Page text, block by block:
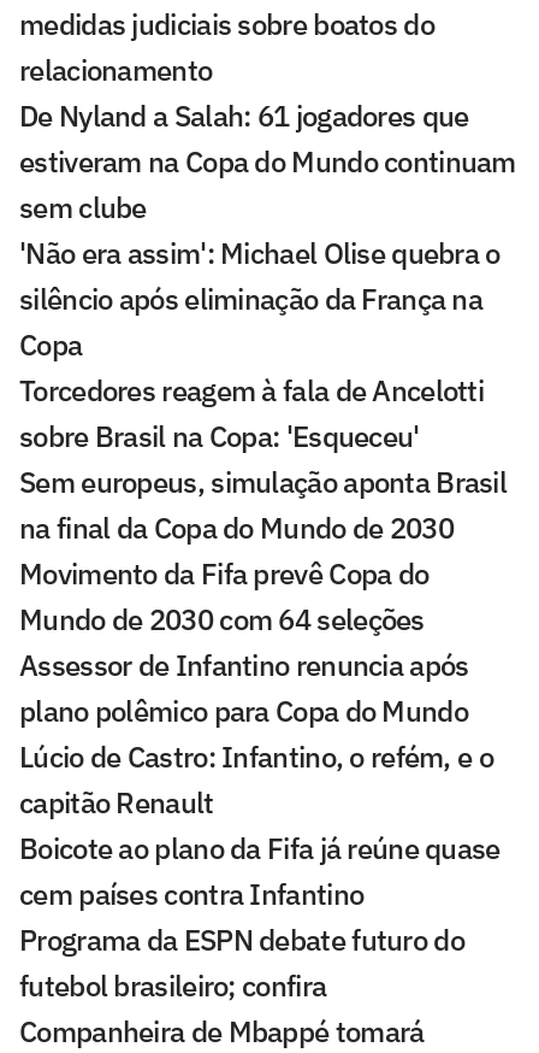
medidas judiciais sobre boatos do
relacionamento
De Nyland a Salah: 61 jogadores que
estiveram na Copa do Mundo continuam
sem clube
'Não era assim': Michael Olise quebra o
silêncio após eliminação da França na
Copa
Torcedores reagem à fala de Ancelotti
sobre Brasil na Copa: 'Esqueceu'
Sem europeus, simulação aponta Brasil
na final da Copa do Mundo de 2030
Movimento da Fifa prevê Copa do
Mundo de 2030 com 64 seleções
Assessor de Infantino renuncia após
plano polêmico para Copa do Mundo
Lúcio de Castro: Infantino, o refém, e o
capitão Renault
Boicote ao plano da Fifa já reúne quase
cem países contra Infantino
Programa da ESPN debate futuro do
futebol brasileiro; confira
Companheira de Mbappé tomará